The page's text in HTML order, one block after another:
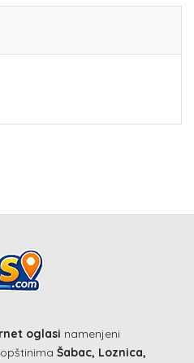
oglasi namenjeni
Šabac, Loznica,